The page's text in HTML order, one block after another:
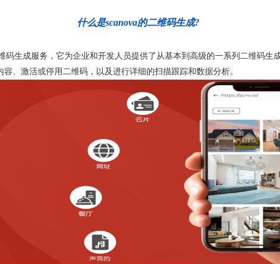
什么是scanova的二维码生成?
生成服务，它为企业和开发人员提供了从基本到高级的一系列二维码生
、激活或停用二维码，以及进行详细的扫描跟踪和数据分析。